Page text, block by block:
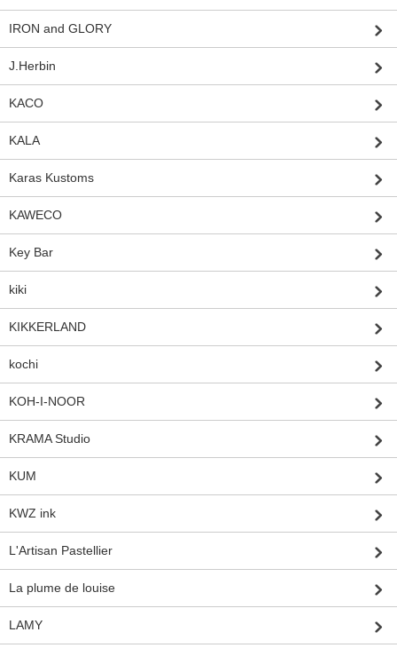
IRON and GLORY
J.Herbin
KACO
KALA
Karas Kustoms
KAWECO
Key Bar
kiki
KIKKERLAND
kochi
KOH-I-NOOR
KRAMA Studio
KUM
KWZ ink
L'Artisan Pastellier
La plume de louise
LAMY